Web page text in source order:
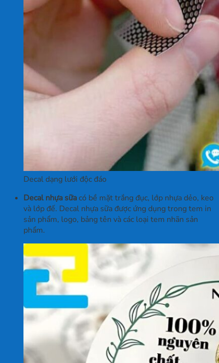
Decal dạng lưới độc đáo
Decal nhựa sữacó bề mặt trắng đục, lớp nhựa dẻo, keo
và lớp đế. Decal nhựa sữa được ứng dụng trong tem in
sản phẩm, logo, bảng tên và các loại tem nhãn sản
phẩm.